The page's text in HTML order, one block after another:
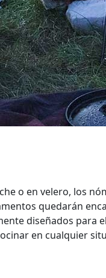
o en velero, los
quedarán
diseñados para
en cualquier